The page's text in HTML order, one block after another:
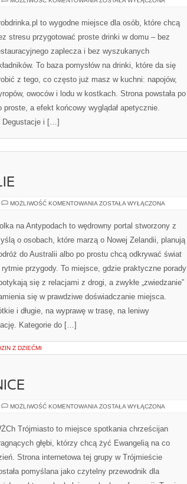
to wygodne miejsce dla osób, które chcą
stresu przygotować proste drinki w domu – bez
zaplecza i bez wyszukanych
To baza pomysłów na drinki, które da się
z tego, co często już masz w kuchni: napojów,
owoców i lodu w kostkach. Strona powstała po
a efekt końcowy wyglądał apetycznie.
Degustacje i […]
MOŻLIWOŚĆ KOMENTOWANIA MIASTA
ZOSTAŁA WYŁĄCZONA
na Antypodach to wędrowny portal stworzony z
o osobach, które marzą o Nowej Zelandii, planują
do Australii albo po prostu chcą odkrywać świat
rytmie przygody. To miejsce, gdzie praktyczne porady
się z relacjami z drogi, a zwykłe „zwiedzanie”
się w prawdziwe doświadczanie miejsca.
i długie, na wyprawę w trasę, na leniwy
Kategorie do […]
Z DZIEĆMI
MOŻLIWOŚĆ KOMENTOWANIA POMORSKIE
ZOSTAŁA WYŁĄCZONA
Trójmiasto to miejsce spotkania chrześcijan
głębi, którzy chcą żyć Ewangelią na co
Strona internetowa tej grupy w Trójmieście
pomyślana jako czytelny przewodnik dla